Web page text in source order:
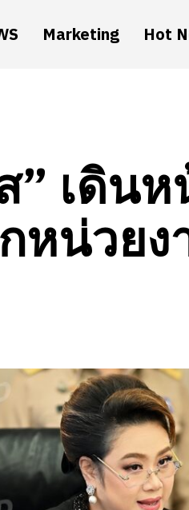
Marketing Hot
เดินห
หน่วยง